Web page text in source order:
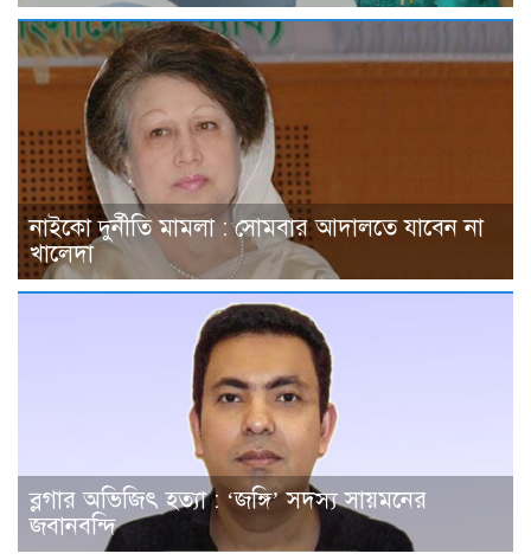
নাইকো দুর্নীতি মামলা : সোমবার আদালতে যাবেন না
খালেদা
ব্লগার অভিজিৎ হত্যা : ‘জঙ্গি’ সদস্য সায়মনের
জবানবন্দি